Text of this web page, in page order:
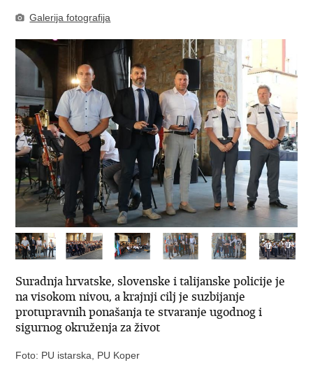
Galerija fotografija
Suradnja hrvatske, slovenske i talijanske policije je
na visokom nivou, a krajnji cilj je suzbijanje
protupravnih ponašanja te stvaranje ugodnog i
sigurnog okruženja za život
Foto: PU istarska, PU Koper